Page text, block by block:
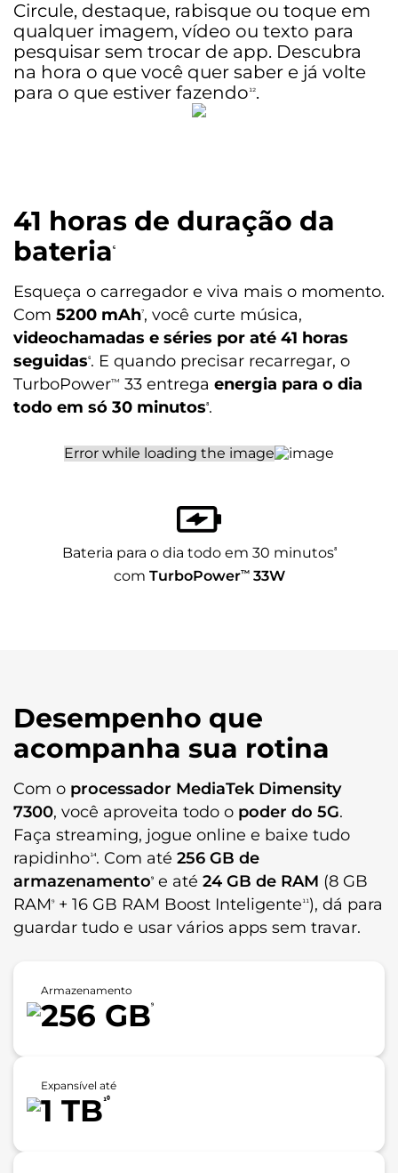
Circule, destaque, rabisque ou toque em
qualquer imagem, vídeo ou texto para
pesquisar sem trocar de app. Descubra
na hora o que você quer saber e já volte
para o que estiver fazendo¹².
41 horas de duração da
bateria⁶
Esqueça o carregador e viva mais o momento.
Com 5200 mAh⁷, você curte música,
videochamadas e séries por até 41 horas
seguidas⁶. E quando precisar recarregar, o
TurboPower™ 33 entrega energia para o dia
todo em só 30 minutos⁸.
Bateria para o dia todo em 30 minutos⁸
com TurboPower™33W
Desempenho que
acompanha sua rotina
Com o processador MediaTek Dimensity
7300, você aproveita todo o poder do 5G.
Faça streaming, jogue online e baixe tudo
rapidinho¹⁴. Com até 256 GB de
armazenamento⁹ e até 24 GB de RAM (8 GB
RAM⁹+ 16 GB RAM Boost Inteligente¹¹), dá para
guardar tudo e usar vários apps sem travar.
Armazenamento
256 GB⁹
Expansível até
1 TB¹⁰